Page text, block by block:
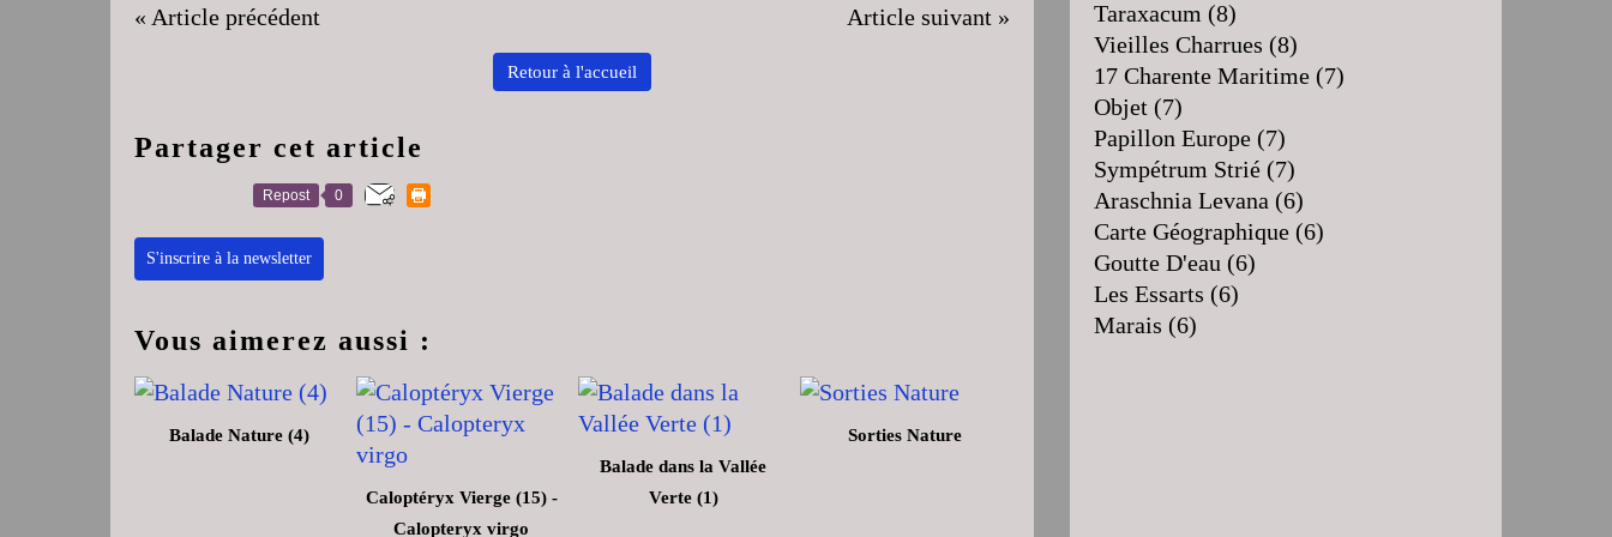
« Article précédent Article suivant »
Retour à l'accueil
Partager cet article
Repost 0
S'inscrire à la newsletter
Vous aimerez aussi :
Balade Nature (4)
Caloptéryx Vierge (15) -
Calopteryx virgo
Balade dans la Vallée
Verte (1)
Sorties Nature
Taraxacum (8)
Vieilles Charrues (8)
17 Charente Maritime (7)
Objet (7)
Papillon Europe (7)
Sympétrum Strié (7)
Araschnia Levana (6)
Carte Géographique (6)
Goutte D'eau (6)
Les Essarts (6)
Marais (6)